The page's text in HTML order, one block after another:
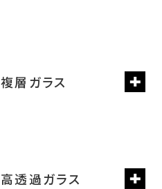
複層ガラス
高透過ガラス